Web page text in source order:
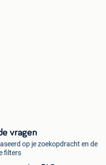
vragen
op je zoekopdracht en de
filters